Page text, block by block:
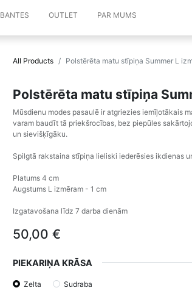
BANTES OUTLET PAR MUMS
All Products Polstērēta matu stīpiņa Summer L
Polstērēta matu stīpiņa
Mūsdienu modes pasaulē ir atgriezies iemīļotākais
varam baudīt tā priekšrocības, bez piepūles
un sievišķīgāku.
Spilgtā rakstaina stīpiņa lieliski iederēsies ikdienas
Platums 4 cm
Augstums L izmēram - 1 cm
Izgatavošana līdz 7 darba dienām
50,00 €
PIEKARIŅA KRĀSA
Zelta Sudraba